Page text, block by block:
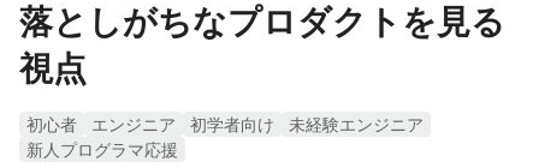
落としがちなプロダクトを見る
視点
初心者 エンジニア 初学者向け
未経験エンジニア
新人プログラマ応援